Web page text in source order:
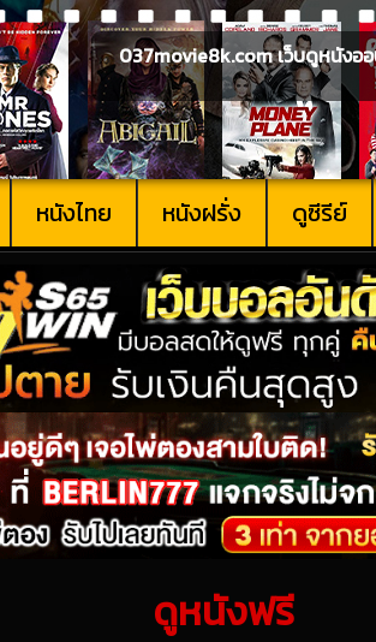
037movie8k.com เว็บดูหนังอ
หนังไทย หนังฝรั่ง ดูซีรีย์
ดูหนังฟรี